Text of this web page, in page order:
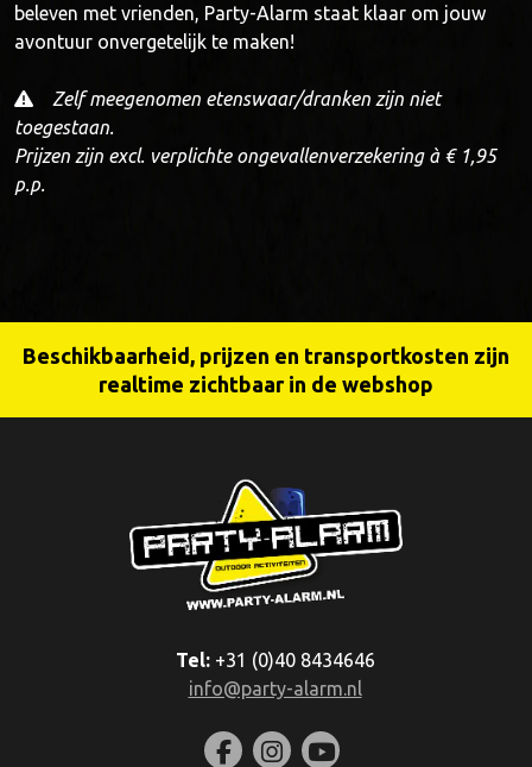
beleven met vrienden, Party-Alarm staat klaar om jouw
avontuur onvergetelijk te maken!
Zelf meegenomen etenswaar/dranken zijn niet
toegestaan.
Prijzen zijn excl. verplichte ongevallenverzekering à € 1,95
p.p.
Beschikbaarheid, prijzen en transportkosten zijn
realtime zichtbaar in de webshop
Tel:+31 (0)40 8434646
info@party-alarm.nl